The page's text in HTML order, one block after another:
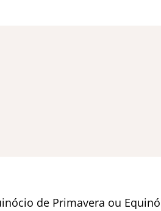
de Primavera ou